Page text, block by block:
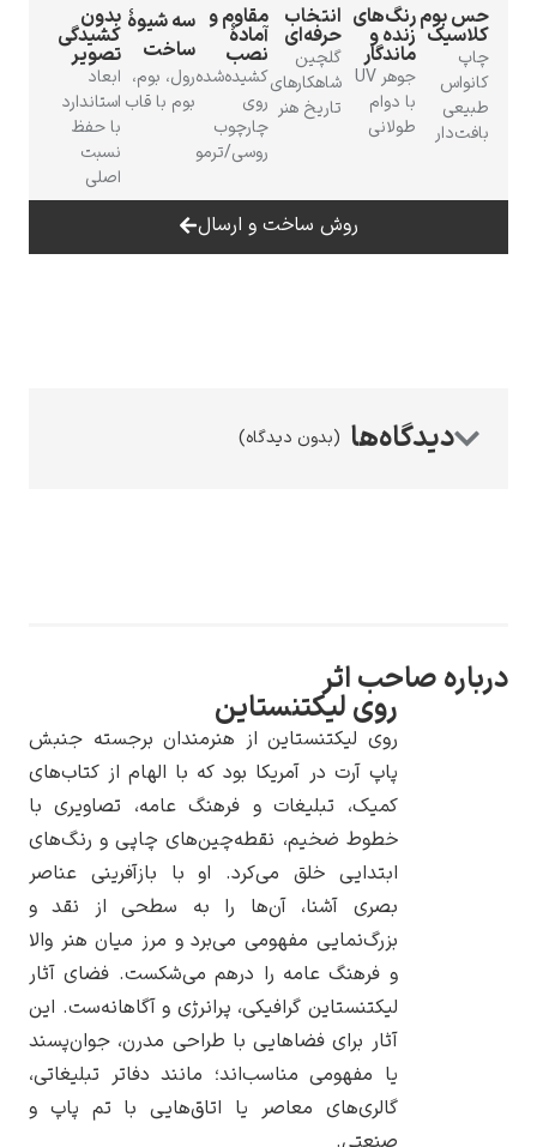
ادگار دگا
پیر آگوست رنوآر
یوهانس فرمیر
پرفروش‌ترین
رنگ‌های
زنده و
ماندگار
جوهر UV
با دوام
طولانی
انتخاب
حرفه‌ای
گلچین
شاهکارهای
تاریخ هنر
مقاوم و
آمادهٔ
نصب
کشیده‌شده
روی
چارچوب
سه شیوهٔ
ساخت
رول، بوم،
بوم با قاب
بدون
کشیدگی
تصویر
ابعاد
استاندارد
روش ساخت و ارسال
(بدون دیدگاه)
صاحب اثر
روی لیکتنستاین
روی لیکتنستاین از هنرمندان برجسته جنبش
پاپ آرت در آمریکا بود که با الهام از کتاب‌های
کمیک، تبلیغات و فرهنگ عامه، تصاویری با
خطوط ضخیم، نقطه‌چین‌های چاپی و رنگ‌های
ابتدایی خلق می‌کرد. او با بازآفرینی عناصر
بصری آشنا، آن‌ها را به سطحی از نقد و
بزرگ‌نمایی مفهومی می‌برد و مرز میان هنر والا
و فرهنگ عامه را درهم می‌شکست. فضای آثار
لیکتنستاین گرافیکی، پرانرژی و آگاهانه‌ست. این
آثار برای فضاهایی با طراحی مدرن، جوان‌پسند
یا مفهومی مناسب‌اند؛ مانند دفاتر تبلیغاتی،
گالری‌های معاصر یا اتاق‌هایی با تم پاپ و